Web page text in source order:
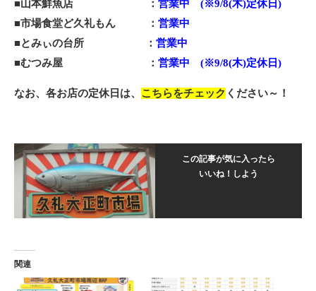
■山本鮮魚店 ： 営業中 (※9/8(木)定休日)
■市場食堂ど久礼もん ： 営業中
■とみぃの台所 ： 営業中
■むつみ屋 ： 営業中 (※9/8(木)定休日)
なお、各お店の定休日は、 こちらをチェック ください～！
この記事が気に入ったら
いいね！しよう
関連